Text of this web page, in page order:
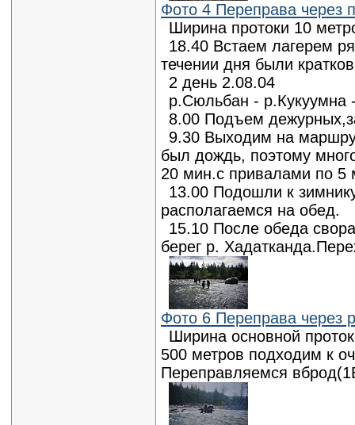
Фото 4 Переправа через
Ширина протоки 10
18.40 Встаем лагерем
течении дня были
2 день 2.08.04
р.Сюльбан - р.Кукуумна
8.00 Подъем
9.30 Выходим на
был дождь, поэтому
20 мин.с привалами по 5
13.00 Подошли к
располагаемся на обед.
15.10 После обеда
берег р.
Фото 6 Переправа через
Ширина основной
500 метров подходим к
Переправляемся